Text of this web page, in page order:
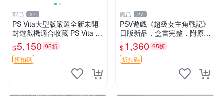
觀己 27
PS Vita大型版嚴選全新未開
封遊戲機適合收藏 PS Vita 新
型號 家用遊戲機 直營店優選
$5,150 95折
折扣碼
觀己 27
PSV遊戲《超級女主角戰記》
日版新品，盒書完整，附原裝
包裝，玩樂典藏款，成就全開
任你挑戰 超級女主角戰記 PS
V 游戲 日版 成就全開 DLC 全
$1,360 95折
折扣碼